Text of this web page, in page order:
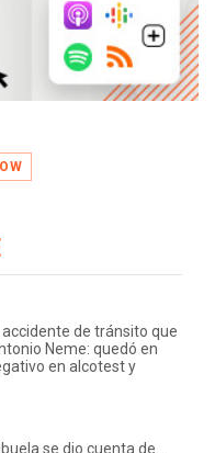
accidente de tránsito que
Neme: quedó en
en alcotest y
se dio cuenta de